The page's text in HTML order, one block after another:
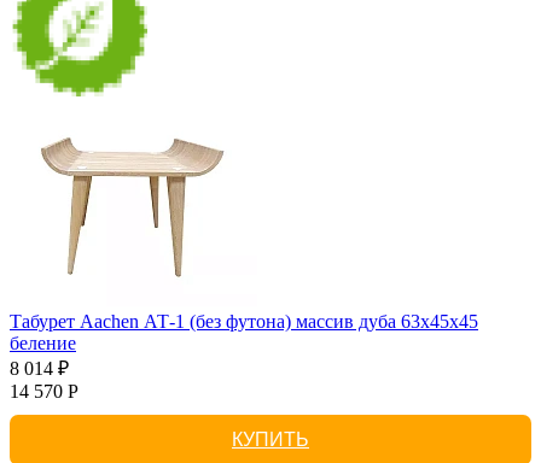
Табурет Aachen АТ-1 (без футона) массив дуба 63х45х45
беление
8 014 ₽
14 570 Р
КУПИТЬ